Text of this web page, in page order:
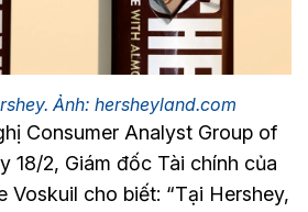
Ảnh: hersheyland.com
Consumer Analyst Group of
18/2, Giám đốc Tài chính của
Voskuil cho biết: “Tại Hershey,